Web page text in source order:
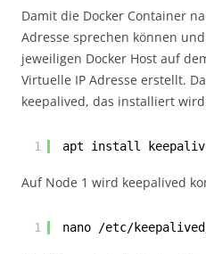
Damit die Docker Container
Adresse sprechen können
jeweiligen Docker Host auf
Virtuelle IP Adresse erstellt.
keepalived, das installiert
1 apt install
Auf Node 1 wird keepalived
1 nano /etc/